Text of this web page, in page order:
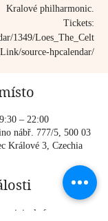
Kralové philharmonic.
Tickets:
1349/Loes_The_Celt
source-hpcalendar/
– 22:00
nábř. 777/5, 500 03
Králové 3, Czechia
originals for a